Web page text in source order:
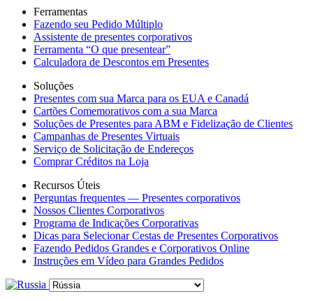
Ferramentas
Fazendo seu Pedido Múltiplo
Assistente de presentes corporativos
Ferramenta “O que presentear”
Calculadora de Descontos em Presentes
Soluções
Presentes com sua Marca para os EUA e Canadá
Cartões Comemorativos com a sua Marca
Soluções de Presentes para ABM e Fidelização de Clientes
Campanhas de Presentes Virtuais
Serviço de Solicitação de Endereços
Comprar Créditos na Loja
Recursos Úteis
Perguntas frequentes — Presentes corporativos
Nossos Clientes Corporativos
Programa de Indicações Corporativas
Dicas para Selecionar Cestas de Presentes Corporativos
Fazendo Pedidos Grandes e Corporativos Online
Instruções em Vídeo para Grandes Pedidos